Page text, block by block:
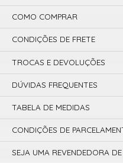
COMO COMPRAR
CONDIÇÕES DE FRETE
TROCAS E DEVOLUÇÕES
DÚVIDAS FREQUENTES
TABELA DE MEDIDAS
CONDIÇÕES DE
SEJA UMA REVENDEDORA